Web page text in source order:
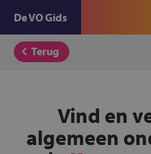
De VO Gids
Terug
Vind en
algemeen